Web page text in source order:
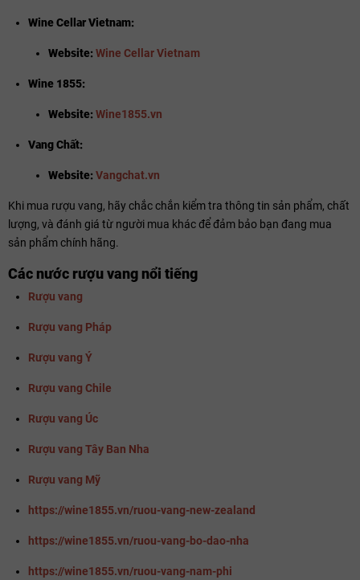
Wine Cellar Vietnam:
Website: Wine Cellar Vietnam
Wine 1855:
Website: Wine1855.vn
Vang Chất:
Website: Vangchat.vn
Khi mua rượu vang, hãy chắc chắn kiểm tra thông tin sản phẩm, chất
lượng, và đánh giá từ người mua khác để đảm bảo bạn đang mua
sản phẩm chính hãng.
Các nước rượu vang nổi tiếng
Rượu vang
Rượu vang Pháp
Rượu vang Ý
Rượu vang Chile
Rượu vang Úc
Rượu vang Tây Ban Nha
Rượu vang Mỹ
https://wine1855.vn/ruou-vang-new-zealand
https://wine1855.vn/ruou-vang-bo-dao-nha
https://wine1855.vn/ruou-vang-nam-phi